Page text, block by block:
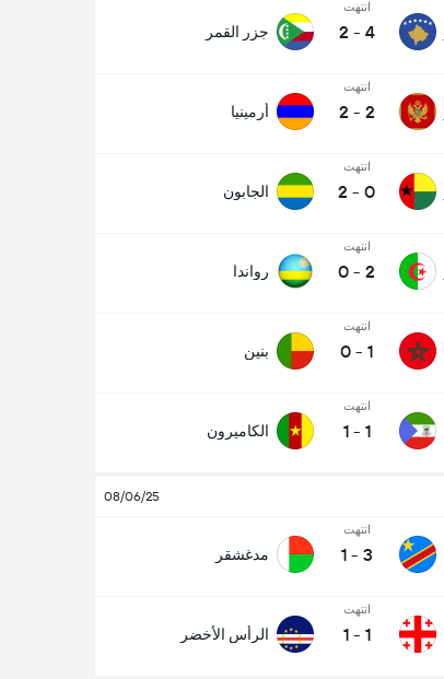
انتهت
4
-
2 جزر القمر
انتهت
2
-
2 أرمينيا
انتهت
0
-
2 الجابون
انتهت
2
-
0 رواندا
انتهت
1
-
0 بنين
انتهت
1
-
1 الكاميرون
08/06/25
انتهت
3
-
1 مدغشقر
انتهت
1
-
1 الرأس الأخضر